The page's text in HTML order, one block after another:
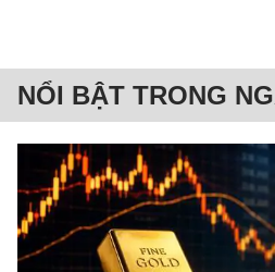
NỔI BẬT TRONG